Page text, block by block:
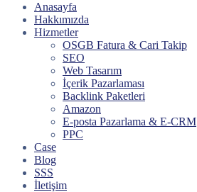
Anasayfa
Hakkımızda
Hizmetler
OSGB Fatura & Cari Takip
SEO
Web Tasarım
İçerik Pazarlaması
Backlink Paketleri
Amazon
E-posta Pazarlama & E-CRM
PPC
Case
Blog
SSS
İletişim